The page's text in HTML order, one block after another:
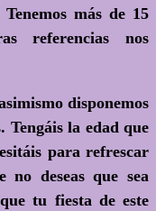
más de 15
referencias nos
disponemos
Tengáis la edad que
para refrescar
no deseas que sea
tu fiesta de este